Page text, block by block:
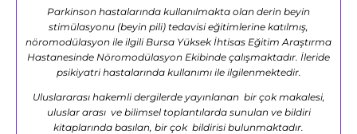
Parkinson hastalarında kullanılmakta olan derin beyin
stimülasyonu (beyin pili) tedavisi eğitimlerine katılmış,
nöromodülasyon ile ilgili Bursa Yüksek İhtisas Eğitim Araştırma
Hastanesinde Nöromodülasyon Ekibinde çalışmaktadır. İleride
psikiyatri hastalarında kullanımı ile ilgilenmektedir.
Uluslararası hakemli dergilerde yayınlanan bir çok makalesi,
uluslar arası ve bilimsel toplantılarda sunulan ve bildiri
kitaplarında basılan, bir çok bildirisi bulunmaktadır.